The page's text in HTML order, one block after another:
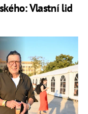
Vlastní lid